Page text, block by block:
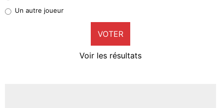
9%
Un autre joueur
VOTER
Voir les résultats